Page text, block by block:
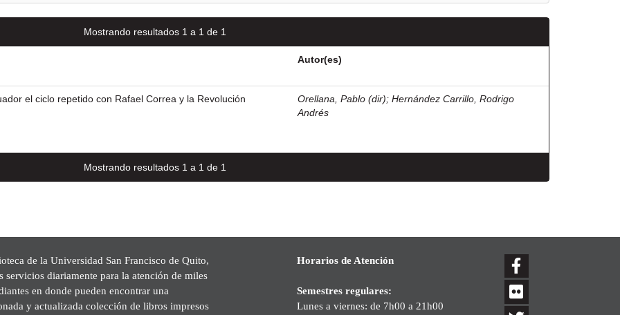
Mostrando resultados 1 a 1 de 1
Autor(es)
el ciclo repetido con Rafael Correa y la Revolución
Orellana, Pablo (dir); Hernández Carrillo, Rodrigo
Andrés
Mostrando resultados 1 a 1 de 1
de la Universidad San Francisco de Quito,
servicios diariamente para la atención de miles
en donde pueden encontrar una
y actualizada colección de libros impresos
Horarios de Atención
Semestres regulares:
Lunes a viernes: de 7h00 a 21h00